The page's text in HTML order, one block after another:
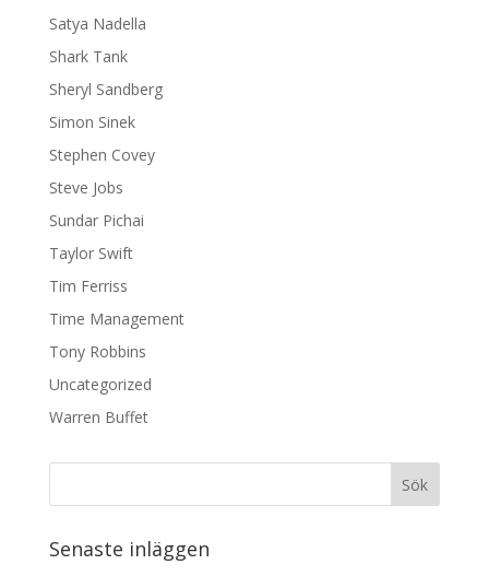
Satya Nadella
Shark Tank
Sheryl Sandberg
Simon Sinek
Stephen Covey
Steve Jobs
Sundar Pichai
Taylor Swift
Tim Ferriss
Time Management
Tony Robbins
Uncategorized
Warren Buffet
Senaste inläggen